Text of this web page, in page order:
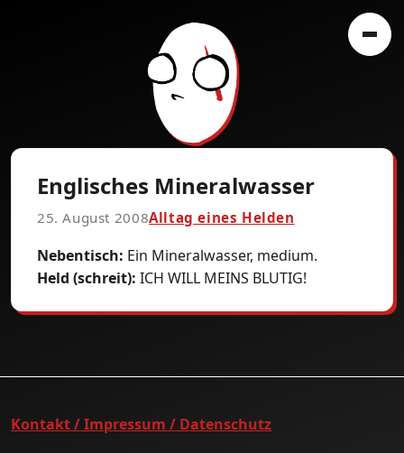
Englisches Mineralwasser
25. August 2008Alltag eines Helden
Nebentisch: Ein Mineralwasser, medium.
Held (schreit): ICH WILL MEINS BLUTIG!
Kontakt / Impressum / Datenschutz